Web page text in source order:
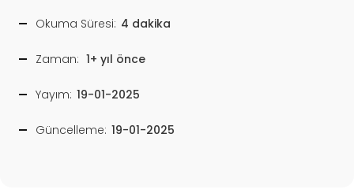
Okuma Süresi: 4 dakika
Zaman: 1+ yıl önce
Yayım: 19-01-2025
Güncelleme: 19-01-2025